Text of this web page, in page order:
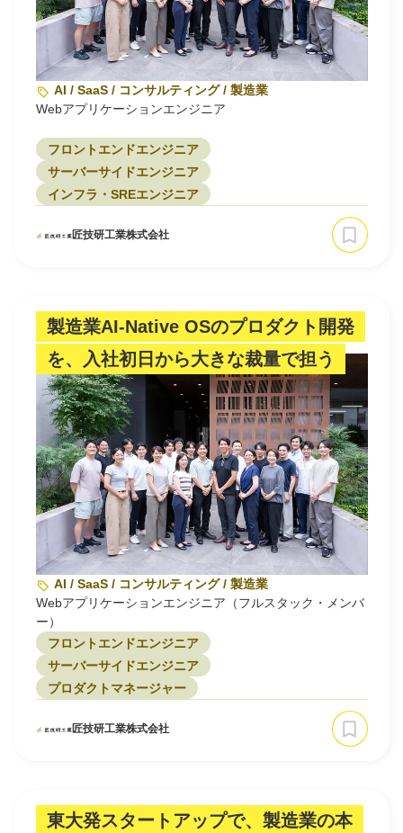
AI / SaaS / コンサルティング / 製造業
Webアプリケーションエンジニア
フロントエンドエンジニア
サーバーサイドエンジニア
インフラ・SREエンジニア
匠技研工業株式会社
製造業AI-Native OSのプロダクト開発
を、入社初日から大きな裁量で担う
AI / SaaS / コンサルティング / 製造業
Webアプリケーションエンジニア（フルスタック・メンバ
ー）
フロントエンドエンジニア
サーバーサイドエンジニア
プロダクトマネージャー
匠技研工業株式会社
東大発スタートアップで、製造業の本